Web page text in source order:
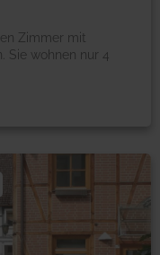
Zimmer mit
Sie wohnen nur 4